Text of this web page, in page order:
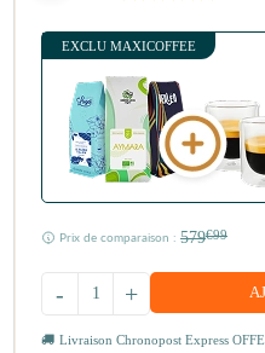
EXCLU MAXICOFFEE
Prix de comparaison : 579€99
+
-
Livraison Chronopost Express